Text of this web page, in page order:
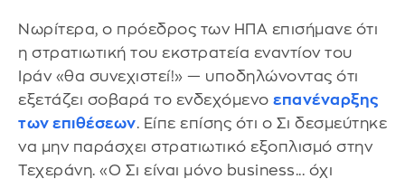
Νωρίτερα, ο πρόεδρος των ΗΠΑ επισήμανε ότι
η στρατιωτική του εκστρατεία εναντίον του
Ιράν «θα συνεχιστεί!» — υποδηλώνοντας ότι
εξετάζει σοβαρά το ενδεχόμενο επανέναρξης
των επιθέσεων. Είπε επίσης ότι ο Σι δεσμεύτηκε
να μην παράσχει στρατιωτικό εξοπλισμό στην
Τεχεράνη. «Ο Σι είναι μόνο business... όχι